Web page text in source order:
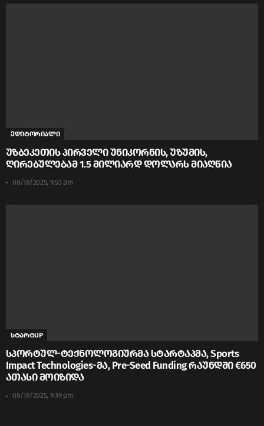
ედიტორიალი
უზბეკეთის პირველი უნიკორნის, უზუმის,
ღირებულებამ 1.5 მილიარდ დოლარს მიაღწია
08/18/2025, 9:53 pm
სტარტUP
სპორტულ-ტექნოლოგიურმა სტარტაპმა, Sports
Impact Technologies-მა, Pre-Seed Funding რაუნდში €650
ათასი მოიზიდა
08/18/2025, 9:39 pm